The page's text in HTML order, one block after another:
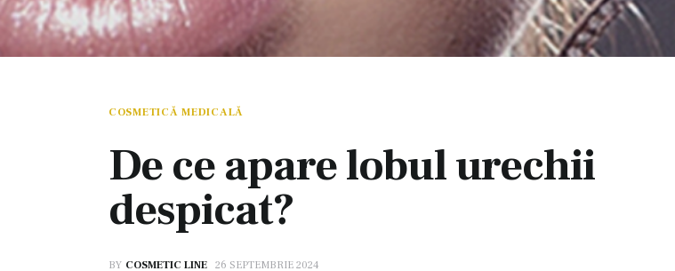
COSMETICĂ MEDICALĂ
De ce apare lobul urechii
despicat?
BY COSMETIC LINE 26 SEPTEMBRIE 2024